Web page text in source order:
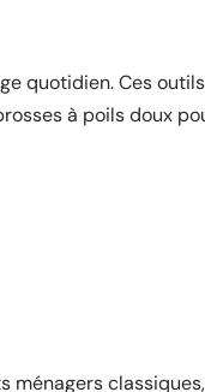
quotidien. Ces
à poils doux
ménagers